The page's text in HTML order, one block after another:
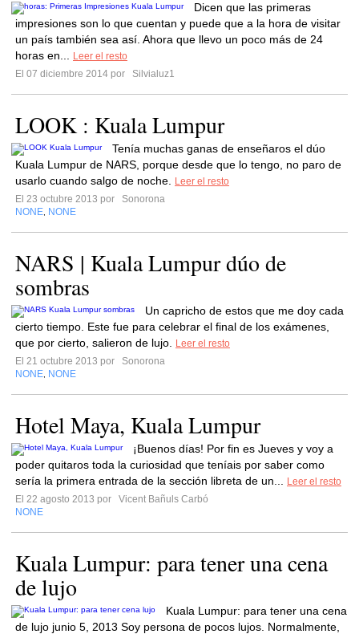
Dicen que las primeras
impresiones son lo que cuentan y puede que a la hora de visitar
un país también sea así. Ahora que llevo un poco más de 24
horas en...
Leer el resto
El 07 diciembre 2014 por
Silvialuz1
LOOK : Kuala Lumpur
Tenía muchas ganas de enseñaros el dúo
Kuala Lumpur de NARS, porque desde que lo tengo, no paro de
usarlo cuando salgo de noche.
Leer el resto
El 23 octubre 2013 por
Sonorona
NONE NONE
NARS | Kuala Lumpur dúo de
sombras
Un capricho de estos que me doy cada
cierto tiempo. Este fue para celebrar el final de los exámenes,
que por cierto, salieron de lujo.
Leer el resto
El 21 octubre 2013 por
Sonorona
NONE NONE
Hotel Maya, Kuala Lumpur
¡Buenos días! Por fin es Jueves y voy a
poder quitaros toda la curiosidad que teníais por saber como
sería la primera entrada de la sección libreta de un...
Leer el resto
El 22 agosto 2013 por
Vicent Bañuls Carbó
NONE
Kuala Lumpur: para tener una cena
de lujo
Kuala Lumpur: para tener una cena
de lujo junio 5, 2013 Soy persona de pocos lujos. Normalmente,